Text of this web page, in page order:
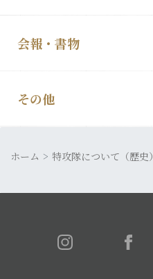
顕彰会について
入会・各種お申込
慰霊祭のご案内
特攻像の奉納
会報・書物
会報「特攻」
発行書籍
その他
皆さまの声
ホーム 特攻隊について（歴史）